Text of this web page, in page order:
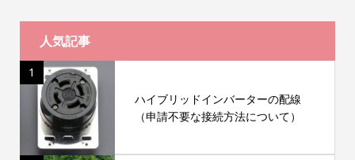
人気記事
1
ハイブリッドインバーターの配線
（申請不要な接続方法について）